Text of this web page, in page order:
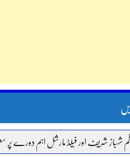
فیلڈ مارشل اہم دورے پر سعودی عرب روانہ